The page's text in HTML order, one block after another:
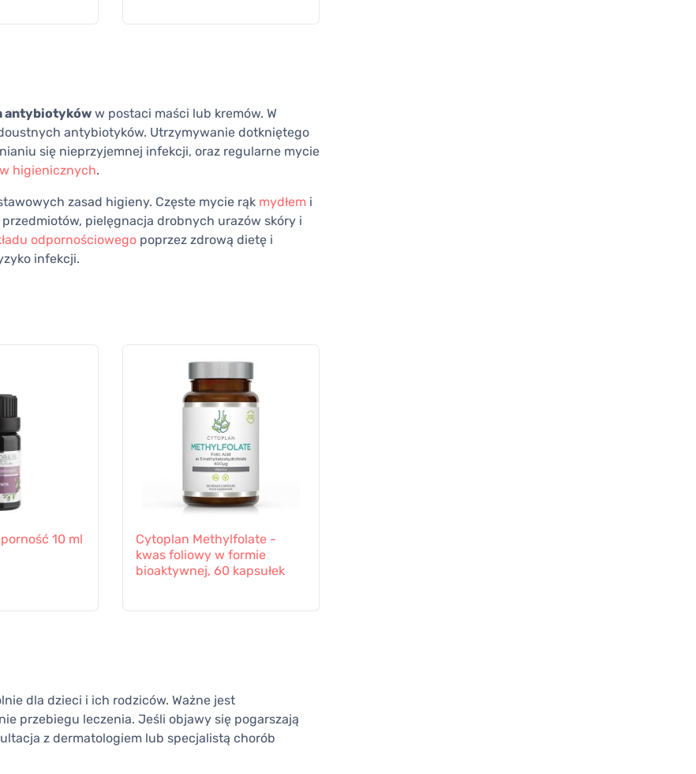
antybiotyków w postaci maści lub kremów. W
antybiotyków. Utrzymywanie dotkniętego
się nieprzyjemnej infekcji, oraz regularne mycie
higienicznych.
zasad higieny. Częste mycie rąk mydłem i
pielęgnacja drobnych urazów skóry i
odpornościowego poprzez zdrową dietę i
infekcji.
10 ml
Cytoplan Methylfolate -
kwas foliowy w formie
bioaktywnej, 60 kapsułek
dla dzieci i ich rodziców. Ważne jest
przebiegu leczenia. Jeśli objawy się pogarszają
z dermatologiem lub specjalistą chorób